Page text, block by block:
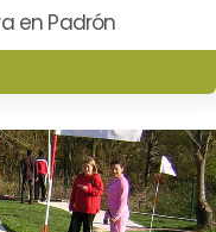
en Padrón